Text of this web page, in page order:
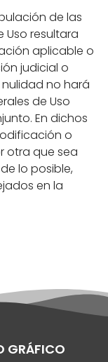
de las
Uso resultara
aplicable o
judicial o
no hará
de Uso
En dichos
o
otra que sea
lo posible,
en la
GRÁFICO